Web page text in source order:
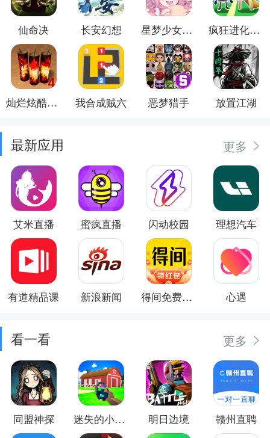
仙命决 长安幻想 星梦少女换装 疯狂进化防卫战
灿烂炫酷模拟器 我合成贼六 恶梦猎手 放置江湖
最新应用 更多
艾米直播 蜜疯直播 闪动校园 理想汽车
有道精品课 新浪新闻 得间免费小说 心遇
看一看 更多
同盟神探 迷失的小世界 明日边境 赣州直聘